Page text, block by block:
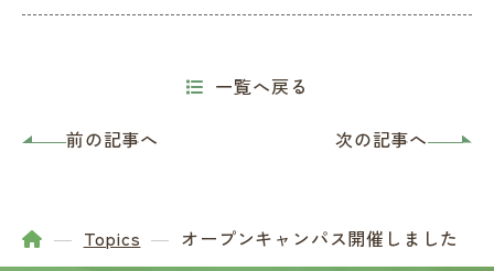
前の記事へ
一覧へ戻る
次の記事へ
Topics オープンキャンパス開催しました